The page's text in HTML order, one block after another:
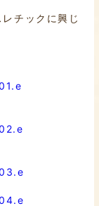
チックに興じ